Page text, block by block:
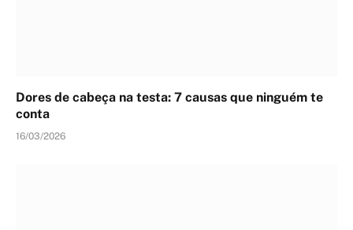
Dores de cabeça na testa: 7 causas que ninguém te
conta
16/03/2026